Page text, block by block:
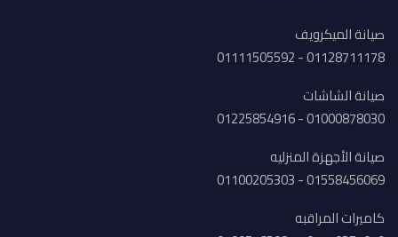
صيانة الميكرويف
01128711178 - 01111505592
صيانة الشاشات
01000878030 - 01225854916
صيانة الأجهزة المنزليه
01558456069 - 01100205303
كاميرات المراقبه